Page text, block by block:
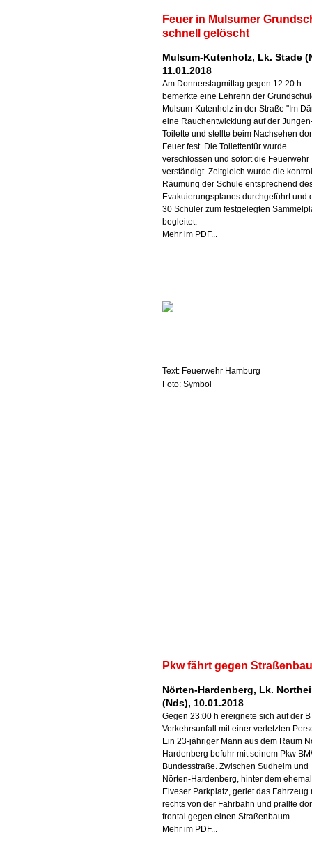
Feuer in Mulsumer
schnell gelöscht
Mulsum-Kutenholz, Lk. Stade
11.01.2018
Am Donnerstagmittag gegen 12:20 h
bemerkte eine Lehrerin der
Mulsum-Kutenholz in der Straße "Im
eine Rauchentwicklung auf der
Toilette und stellte beim Nachsehen
Feuer fest. Die Toilettentür wurde
verschlossen und sofort die Feuerwehr
verständigt. Zeitgleich wurde die
Räumung der Schule entsprechend
Evakuierungsplanes durchgeführt und
30 Schüler zum festgelegten
begleitet.
Mehr im PDF...
Text: Feuerwehr Hamburg
Foto: Symbol
Pkw fährt gegen
Nörten-Hardenberg, Lk.
(Nds), 10.01.2018
Gegen 23:00 h ereignete sich auf der
Verkehrsunfall mit einer verletzten
Ein 23-jähriger Mann aus dem Raum
Hardenberg befuhr mit seinem Pkw
Bundesstraße. Zwischen Sudheim und
Nörten-Hardenberg, hinter dem
Elveser Parkplatz, geriet das Fahrzeug
rechts von der Fahrbahn und prallte
frontal gegen einen Straßenbaum.
Mehr im PDF...